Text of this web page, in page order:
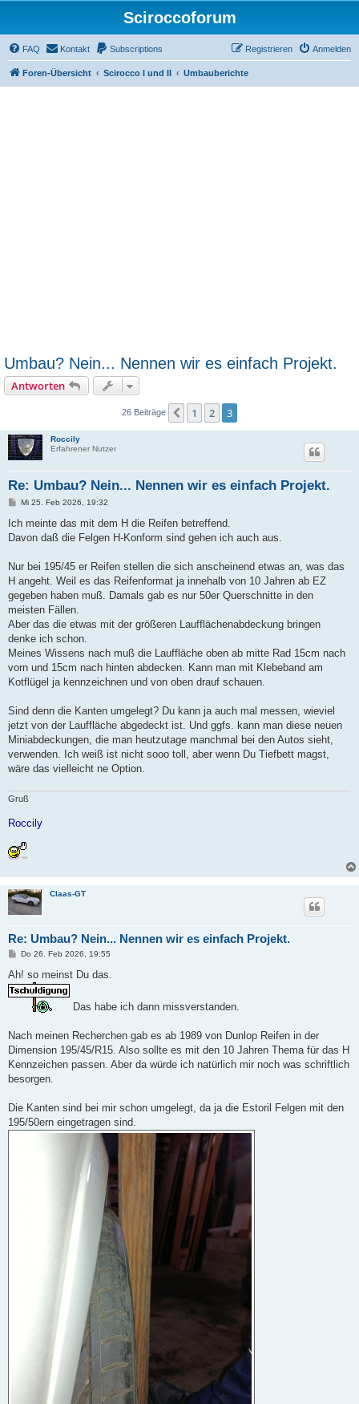
Sciroccoforum
FAQ Kontakt Subscriptions Anmelden
Registrieren
Foren-Übersicht Scirocco I und II Umbauberichte
Umbau? Nein... Nennen wir es einfach Projekt.
Antworten
26 Beiträge Vorherige
1 2 3
Roccily
Erfahrener Nutzer
Re: Umbau? Nein... Nennen wir es einfach Projekt.
B
i
r
Mi 25. Feb 2026, 19:32
Ich meinte das mit dem H die Reifen betreffend.
Davon daß die Felgen H-Konform sind gehen ich auch aus.
Nur bei 195/45 er Reifen stellen die sich anscheinend etwas an, was das
H angeht. Weil es das Reifenformat ja innehalb von 10 Jahren ab EZ
gegeben haben muß. Damals gab es nur 50er Querschnitte in den
meisten Fällen.
Aber das die etwas mit der größeren Laufflächenabdeckung bringen
denke ich schon.
Meines Wissens nach muß die Lauffläche oben ab mitte Rad 15cm nach
vorn und 15cm nach hinten abdecken. Kann man mit Klebeband am
Kotflügel ja kennzeichnen und von oben drauf schauen.
Sind denn die Kanten umgelegt? Du kann ja auch mal messen, wieviel
jetzt von der Lauffläche abgedeckt ist. Und ggfs. kann man diese neuen
Miniabdeckungen, die man heutzutage manchmal bei den Autos sieht,
verwenden. Ich weiß ist nicht sooo toll, aber wenn Du Tiefbett magst,
wäre das vielleicht ne Option.
Gruß
Roccily
Claas-GT
Re: Umbau? Nein... Nennen wir es einfach Projekt.
B
i
t
r
Do 26. Feb 2026, 19:55
Ah! so meinst Du das.
Das habe ich dann missverstanden.
Nach meinen Recherchen gab es ab 1989 von Dunlop Reifen in der
Dimension 195/45/R15. Also sollte es mit den 10 Jahren Thema für das H
Kennzeichen passen. Aber da würde ich natürlich mir noch was schriftlich
besorgen.
Die Kanten sind bei mir schon umgelegt, da ja die Estoril Felgen mit den
195/50ern eingetragen sind.